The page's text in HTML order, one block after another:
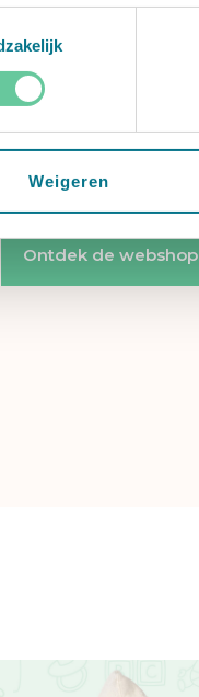
Weigeren
jouw
staat bij een van
webshops.
Ontdek de